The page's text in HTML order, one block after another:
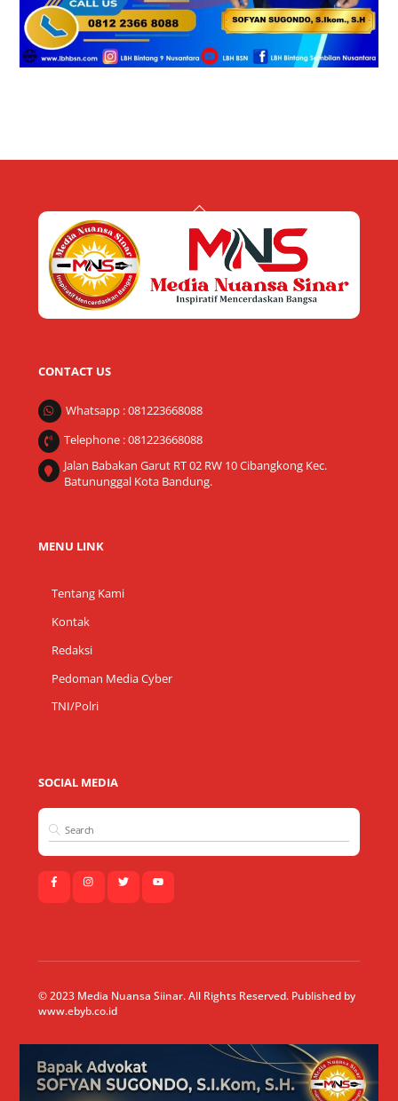
Back
Top
CONTACT US
Whatsapp : 081223668088
Telephone : 081223668088
Jalan Babakan Garut RT 02 RW 10 Cibangkong Kec.
Batununggal Kota Bandung.
MENU LINK
Tentang Kami
Kontak
Redaksi
Pedoman Media Cyber
TNI/Polri
SOCIAL MEDIA
© 2023 Media Nuansa Siinar. All Rights Reserved. Published by
www.ebyb.co.id